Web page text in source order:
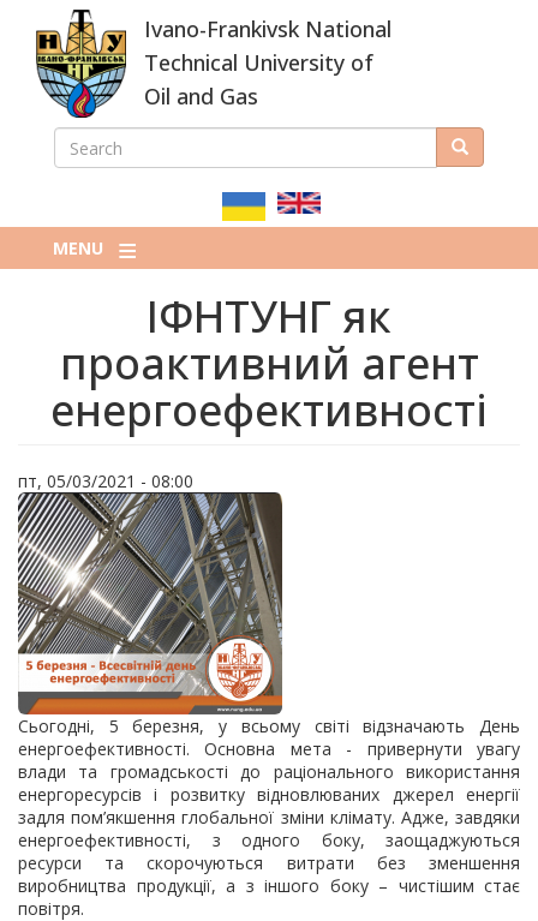
main
content
Ivano-Frankivsk National
Technical University of
Oil and Gas
ПОШУКОВА
SEARCH Search
MENU
ІФНТУНГ як
проактивний агент
енергоефективності
пт, 05/03/2021 - 08:00
Сьогодні, 5 березня, у всьому світі відзначають День
енергоефективності. Основна мета - привернути увагу
влади та громадськості до раціонального використання
енергоресурсів і розвитку відновлюваних джерел енергії
задля пом’якшення глобальної зміни клімату. Адже, завдяки
енергоефективності, з одного боку, заощаджуються
ресурси та скорочуються витрати без зменшення
виробництва продукції, а з іншого боку – чистішим стає
повітря.